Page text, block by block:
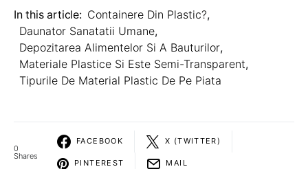
In this article: Containere Din Plastic?,
Daunator Sanatatii Umane,
Depozitarea Alimentelor Si A Bauturilor,
Materiale Plastice Si Este Semi-Transparent,
Tipurile De Material Plastic De Pe Piata
0
Shares
FACEBOOK X (TWITTER)
PINTEREST MAIL